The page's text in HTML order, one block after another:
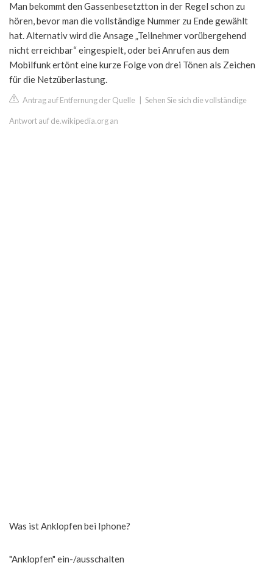
Man bekommt den Gassenbesetztton in der Regel schon zu
hören, bevor man die vollständige Nummer zu Ende gewählt
hat. Alternativ wird die Ansage „Teilnehmer vorübergehend
nicht erreichbar“ eingespielt, oder bei Anrufen aus dem
Mobilfunk ertönt eine kurze Folge von drei Tönen als Zeichen
für die Netzüberlastung.
Antrag auf Entfernung der Quelle Sehen Sie sich die vollständige
Antwort auf de.wikipedia.org an
Was ist Anklopfen bei Iphone?
"Anklopfen" ein-/ausschalten